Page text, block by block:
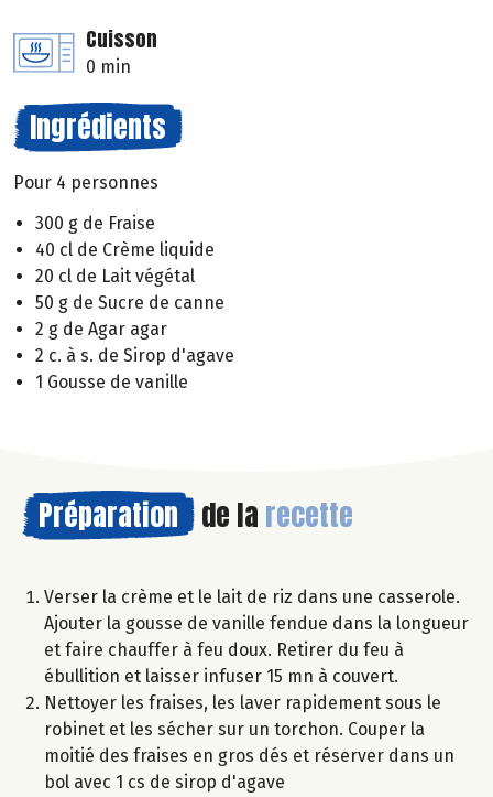
Cuisson
0 min
Ingrédients
Pour 4 personnes
300 g de Fraise
40 cl de Crème liquide
20 cl de Lait végétal
50 g de Sucre de canne
2 g de Agar agar
2 c. à s. de Sirop d'agave
1 Gousse de vanille
Préparation de la recette
Verser la crème et le lait de riz dans une casserole.
Ajouter la gousse de vanille fendue dans la longueur
et faire chauffer à feu doux. Retirer du feu à
ébullition et laisser infuser 15 mn à couvert.
Nettoyer les fraises, les laver rapidement sous le
robinet et les sécher sur un torchon. Couper la
moitié des fraises en gros dés et réserver dans un
bol avec 1 cs de sirop d'agave